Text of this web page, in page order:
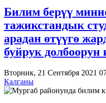
Билим берүү
тажикстандык
арадан өтүүгө
буйрук
Вторник, 21 Сентября 2021
Калганы